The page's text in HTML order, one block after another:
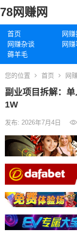
78网赚网
首页 网
网赚杂谈
网赚
薅羊毛
您的位置 首页 网
副业项目拆解：
1W
发布: 2026年7月4日